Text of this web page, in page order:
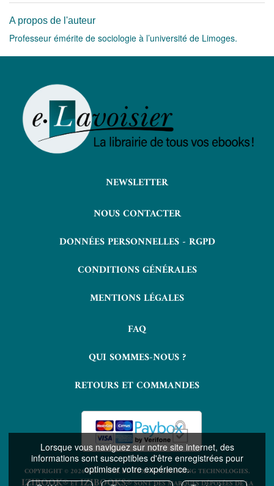
Lorsque vous naviguez sur notre site internet, des
informations sont susceptibles d'être enregistrées pour
optimiser votre expérience.
A propos de l'auteur
Professeur émérite de sociologie à l’université de Limoges.
NEWSLETTER
NOUS CONTACTER
DONNÉES PERSONNELLES - RGPD
CONDITIONS GÉNÉRALES
MENTIONS LÉGALES
FAQ
QUI SOMMES-NOUS ?
RETOURS ET COMMANDES
COPYRIGHT © 2026 LAVOISIER ET NUXOS PUBLISHING TECHNOLOGIES.